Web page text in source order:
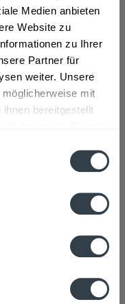
Medien anbieten
Website zu
zu Ihrer
Partner für
weiter. Unsere
mit
bereitgestellt
Freisingmehr